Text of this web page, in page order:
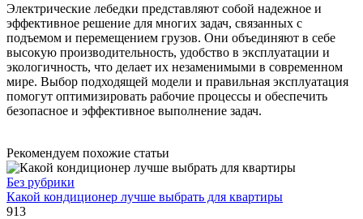
Электрические лебедки представляют собой надежное и
эффективное решение для многих задач, связанных с
подъемом и перемещением грузов. Они объединяют в себе
высокую производительность, удобство в эксплуатации и
экологичность, что делает их незаменимыми в современном
мире. Выбор подходящей модели и правильная эксплуатация
помогут оптимизировать рабочие процессы и обеспечить
безопасное и эффективное выполнение задач.
Рекомендуем похожие статьи
Без рубрики
Какой кондиционер лучше выбрать для квартиры
913